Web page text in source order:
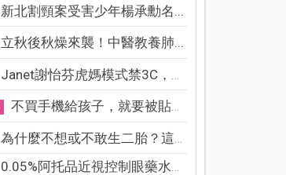
新北割頸案受害少年楊承勳名...
立秋後秋燥來襲！中醫教養肺...
Janet謝怡芬虎媽模式禁3C，看...
不買手機給孩子，就要被貼「...
為什麼不想或不敢生二胎？這8...
0.05%阿托品近視控制眼藥水納...